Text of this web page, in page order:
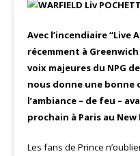
Avec l’incendiaire “Live
récemment à
voix majeures du NPG
nous donne une bonne
l’ambiance – de feu –
prochain à Paris au
Les fans de Prince